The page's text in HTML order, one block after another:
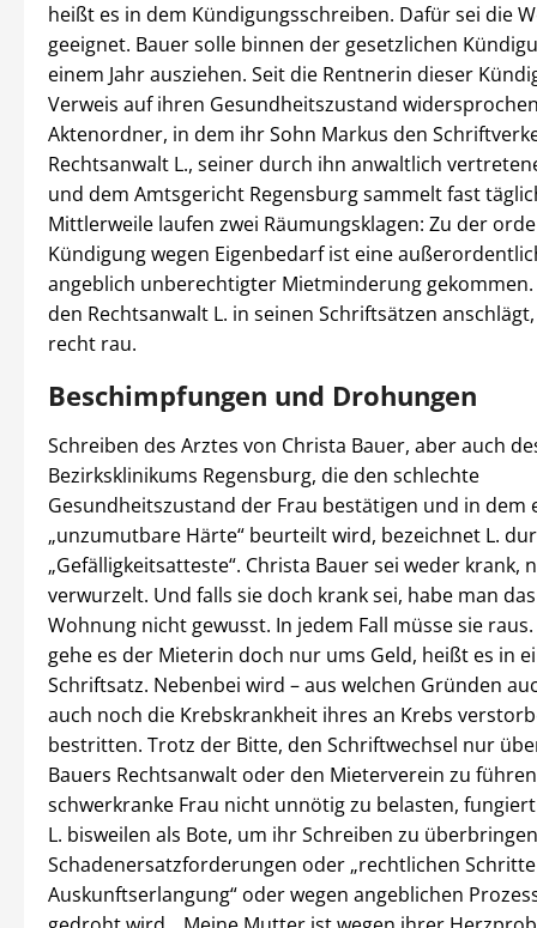
heißt es in dem Kündigungsschreiben. Dafür sei die
geeignet. Bauer solle binnen der gesetzlichen
einem Jahr ausziehen. Seit die Rentnerin dieser
Verweis auf ihren Gesundheitszustand
Aktenordner, in dem ihr Sohn Markus den
Rechtsanwalt L., seiner durch ihn anwaltlich
und dem Amtsgericht Regensburg sammelt fast
Mittlerweile laufen zwei Räumungsklagen: Zu der
Kündigung wegen Eigenbedarf ist eine
angeblich unberechtigter Mietminderung
den Rechtsanwalt L. in seinen Schriftsätzen
recht rau.
Beschimpfungen und Drohungen
Schreiben des Arztes von Christa Bauer, aber auch
Bezirksklinikums Regensburg, die den schlechte
Gesundheitszustand der Frau bestätigen und in dem
„unzumutbare Härte“ beurteilt wird, bezeichnet L.
„Gefälligkeitsatteste“. Christa Bauer sei weder krank,
verwurzelt. Und falls sie doch krank sei, habe man
Wohnung nicht gewusst. In jedem Fall müsse sie
gehe es der Mieterin doch nur ums Geld, heißt es in
Schriftsatz. Nebenbei wird – aus welchen Gründen
auch noch die Krebskrankheit ihres an Krebs
bestritten. Trotz der Bitte, den Schriftwechsel nur
Bauers Rechtsanwalt oder den Mieterverein zu
schwerkranke Frau nicht unnötig zu belasten,
L. bisweilen als Bote, um ihr Schreiben zu
Schadenersatzforderungen oder „rechtlichen
Auskunftserlangung“ oder wegen angeblichen